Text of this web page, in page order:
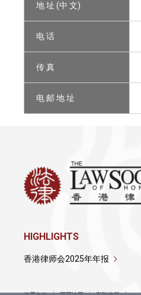
地 址 (中 文)
电 话
传 真
电 邮 地 址
HIGHLIGHTS
香港律师会2025年年报